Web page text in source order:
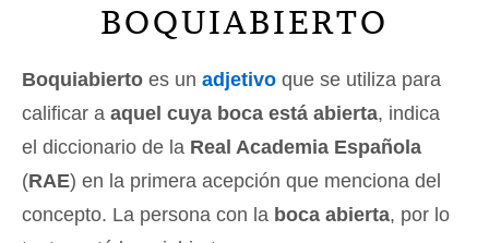
BOQUIABIERTO
Boquiabierto es un adjetivo que se utiliza para
calificar a aquel cuya boca está abierta, indica
el diccionario de la Real Academia Española
(RAE) en la primera acepción que menciona del
concepto. La persona con la boca abierta, por lo